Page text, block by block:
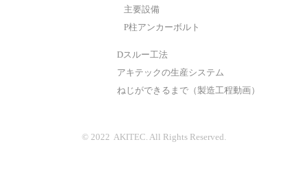
主要設備
P柱アンカーボルト
Dスルー工法
アキテックの生産システム
ねじができるまで（製造工程動画）
© 2022 AKITEC. All Rights Reserved.